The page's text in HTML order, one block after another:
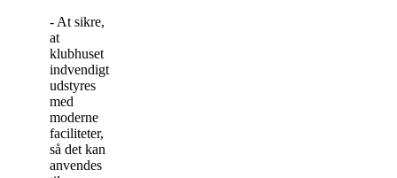
- At sikre,
at
klubhuset
indvendigt
udstyres
med
moderne
faciliteter,
så det kan
anvendes